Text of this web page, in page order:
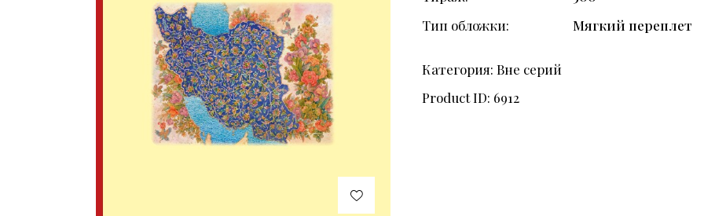
Тип обложки
Мягкий переплет
Категория:Вне серий
Product ID: 6912